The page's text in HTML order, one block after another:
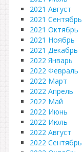
2021 Август
2021 Сентябрь
2021 Октябрь
2021 Ноябрь
2021 Декабрь
2022 Январь
2022 Февраль
2022 Март
2022 Апрель
2022 Май
2022 Июнь
2022 Июль
2022 Август
2022 Сентябрь